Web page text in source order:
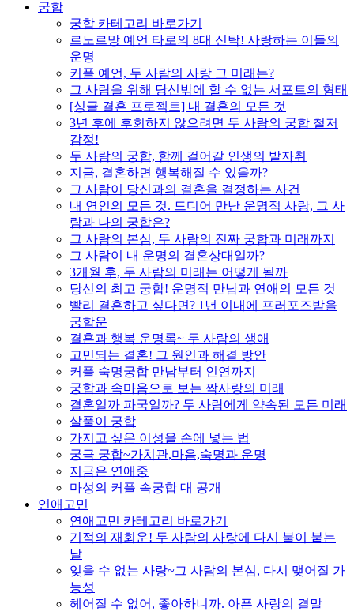
궁합
궁합 카테고리 바로가기
르노르망 예언 타로의 8대 신탁! 사랑하는 이들의
운명
커플 예언, 두 사람의 사랑 그 미래는?
그 사람을 위해 당신밖에 할 수 없는 서포트의 형태
[싱글 결혼 프로젝트] 내 결혼의 모든 것
3년 후에 후회하지 않으려면 두 사람의 궁합 철저
감정!
두 사람의 궁합, 함께 걸어갈 인생의 발자취
지금, 결혼하면 행복해질 수 있을까?
그 사람이 당신과의 결혼을 결정하는 사건
내 연인의 모든 것. 드디어 만난 운명적 사랑, 그 사
람과 나의 궁합은?
그 사람의 본심, 두 사람의 진짜 궁합과 미래까지
그 사람이 내 운명의 결혼상대일까?
3개월 후, 두 사람의 미래는 어떻게 될까
당신의 최고 궁합! 운명적 만남과 연애의 모든 것
빨리 결혼하고 싶다면? 1년 이내에 프러포즈받을
궁합운
결혼과 행복 운명록~ 두 사람의 생애
고민되는 결혼! 그 원인과 해결 방안
커플 숙명궁합 만남부터 인연까지
궁합과 속마음으로 보는 짝사랑의 미래
결혼일까 파국일까? 두 사람에게 약속된 모든 미래
살풀이 궁합
가지고 싶은 이성을 손에 넣는 법
궁극 궁합~가치관,마음,숙명과 운명
지금은 연애중
마성의 커플 속궁합 대 공개
연애고민
연애고민 카테고리 바로가기
기적의 재회운! 두 사람의 사랑에 다시 불이 붙는
날
잊을 수 없는 사랑~그 사람의 본심, 다시 맺어질 가
능성
헤어질 수 없어, 좋아하니까. 아픈 사랑의 결말